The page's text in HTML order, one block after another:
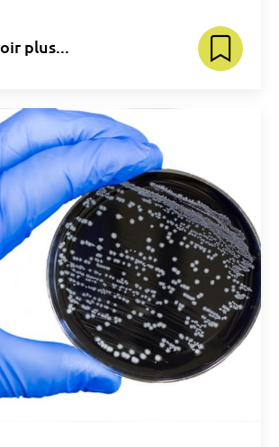
plus...